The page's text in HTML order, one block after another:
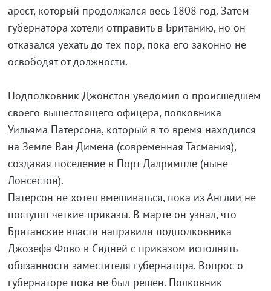
арест, который продолжался весь 1808 год. Затем
губернатора хотели отправить в Британию, но он
отказался уехать до тех пор, пока его законно не
освободят от должности.
Подполковник Джонстон уведомил о происшедшем
своего вышестоящего офицера, полковника
Уильяма Патерсона, который в то время находился
на Земле Ван-Димена (современная Тасмания),
создавая поселение в Порт-Далримпле (ныне
Лонсестон).
Патерсон не хотел вмешиваться, пока из Англии не
поступят четкие приказы. В марте он узнал, что
Британские власти направили подполковника
Джозефа Фово в Сидней с приказом исполнять
обязанности заместителя губернатора. Вопрос о
губернаторе пока не был решен. Полковник